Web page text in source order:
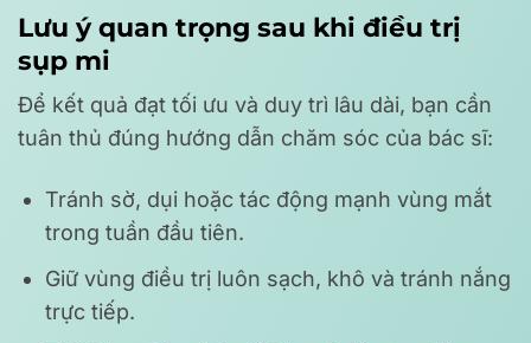
Lưu ý quan trọng sau khi điều trị
sụp mi
Để kết quả đạt tối ưu và duy trì lâu dài, bạn cần
tuân thủ đúng hướng dẫn chăm sóc của bác sĩ:
Tránh sờ, dụi hoặc tác động mạnh vùng mắt
trong tuần đầu tiên.
Giữ vùng điều trị luôn sạch, khô và tránh nắng
trực tiếp.